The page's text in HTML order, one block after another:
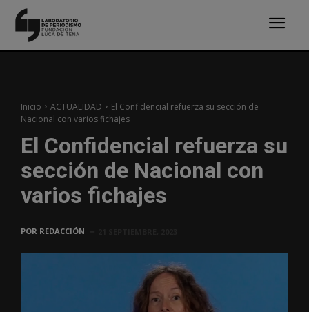
Inicio ACTUALIDAD
El Confidencial refuerza su sección de
Nacional con varios fichajes
El Confidencial refuerza su
sección de Nacional con
varios fichajes
POR REDACCIÓN